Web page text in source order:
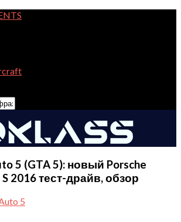
5 (GTA 5): новый Porsche
2016 тест-драйв, обзор
5